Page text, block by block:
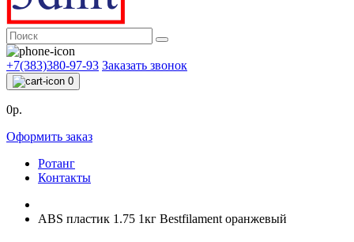
+7(383)380-97-93 Заказать звонок
0
0р.
Оформить заказ
Ротанг
Контакты
ABS пластик 1.75 1кг Bestfilament оранжевый